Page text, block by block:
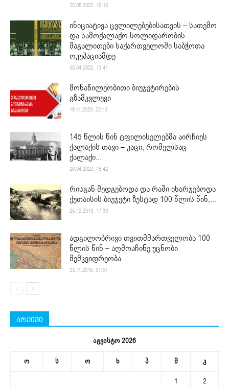
25.05.2022. 16:18
ინიციატივა ცვლილებებისათვის – სათემო
და სამოქალაქო სოლიდარობის
მაგალითები საქართველოში საბჭოთა
ოკუპაციამდე
05.04.2022. 13:41
მონაწილეობითი ბიუჯეტირების
გზამკვლევი
19.11.2020. 22:13
145 წლის წინ ტფილისელებმა აირჩიეს
ქალაქის თავი – კაცი, რომელსაც
ქალაქი...
28.04.2020. 15:42
რისგან შედგებოდა და რაში იხარჯებოდა
ქუთაისის ბიუჯეტი ზუსტად 100 წლის წინ,...
25.12.2019. 17:39
ადგილობრივი თვითმმართველობა 100
წლის წინ – აღმოაჩინე უცნობი
მემკვიდრეობა
23.11.2019. 01:31
არქივი
აგვისტო 2026
ო ს ო ხ პ შ კ
1
2